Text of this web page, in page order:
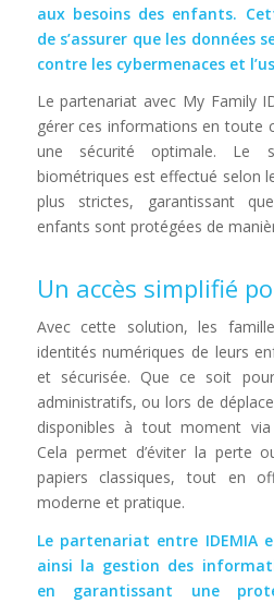
aux besoins des enfants.
de s’assurer que les données
contre les cybermenaces et
Le partenariat avec My Family
gérer ces informations en toute
une sécurité optimale. Le
biométriques est effectué selon
plus strictes, garantissant
enfants sont protégées de
Un accès simplifié
Avec cette solution, les
identités numériques de leurs
et sécurisée. Que ce soit
administratifs, ou lors de
disponibles à tout moment
Cela permet d’éviter la perte
papiers classiques, tout en
moderne et pratique.
Le partenariat entre IDEMIA
ainsi la gestion des
en garantissant une